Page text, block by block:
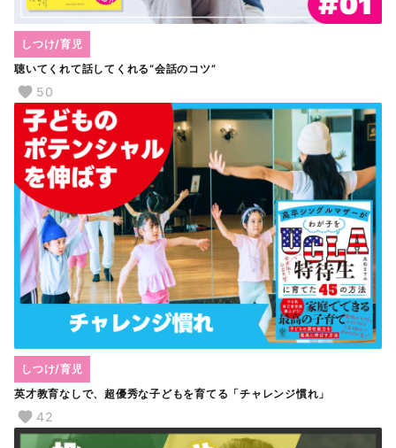
聴いてくれて話してくれる“会話のコツ”
しつけ/育児
50
英才教育なしで、超優秀な子どもを育てる「チャレンジ慣れ」
しつけ/育児
42